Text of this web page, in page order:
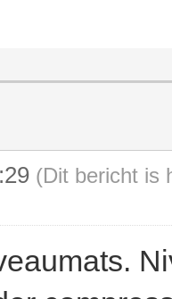
(Dit bericht is